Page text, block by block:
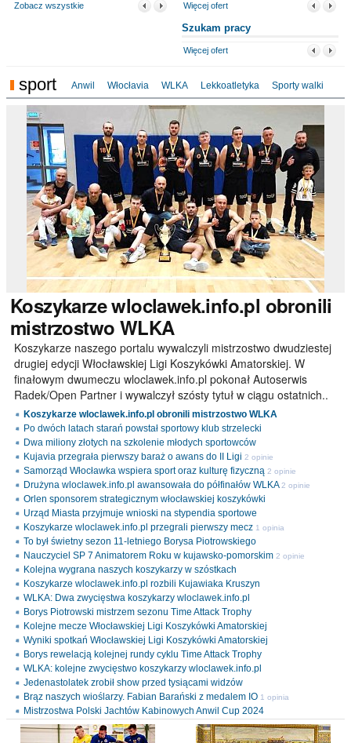
Zobacz wszystkie Więcej ofert
Szukam pracy
Więcej ofert
sport Anwil Włocłavia WLKA Lekkoatletyka Sporty walki
Koszykarzewloclawek.info.pl obronili
mistrzostwo WLKA
Koszykarze naszego portalu wywalczyli mistrzostwo dwudziestej
drugiej edycji Włocławskiej Ligi Koszykówki Amatorskiej. W
finałowym dwumeczu wloclawek.info.pl pokonał Autoserwis
Radek/Open Partner i wywalczył szósty tytuł w ciągu ostatnich..
Koszykarze wloclawek.info.pl obronili mistrzostwo WLKA
Po dwóch latach starań powstał sportowy klub strzelecki
Dwa miliony złotych na szkolenie młodych sportowców
Kujavia przegrała pierwszy baraż o awans do II Ligi 2 opinie
Samorząd Włocławka wspiera sport oraz kulturę fizyczną 2 opinie
Drużyna wloclawek.info.pl awansowała do półfinałów WLKA 2 opinie
Orlen sponsorem strategicznym włocławskiej koszykówki
Urząd Miasta przyjmuje wnioski na stypendia sportowe
Koszykarze wloclawek.info.pl przegrali pierwszy mecz 1 opinia
To był świetny sezon 11-letniego Borysa Piotrowskiego
Nauczyciel SP 7 Animatorem Roku w kujawsko-pomorskim 2 opinie
Kolejna wygrana naszych koszykarzy w szóstkach
Koszykarze wloclawek.info.pl rozbili Kujawiaka Kruszyn
WLKA: Dwa zwycięstwa koszykarzy wloclawek.info.pl
Borys Piotrowski mistrzem sezonu Time Attack Trophy
Kolejne mecze Włocławskiej Ligi Koszykówki Amatorskiej
Wyniki spotkań Włocławskiej Ligi Koszykówki Amatorskiej
Borys rewelacją kolejnej rundy cyklu Time Attack Trophy
WLKA: kolejne zwycięstwo koszykarzy wloclawek.info.pl
Jedenastolatek zrobił show przed tysiącami widzów
Brąz naszych wioślarzy. Fabian Barański z medalem IO 1 opinia
Mistrzostwa Polski Jachtów Kabinowych Anwil Cup 2024